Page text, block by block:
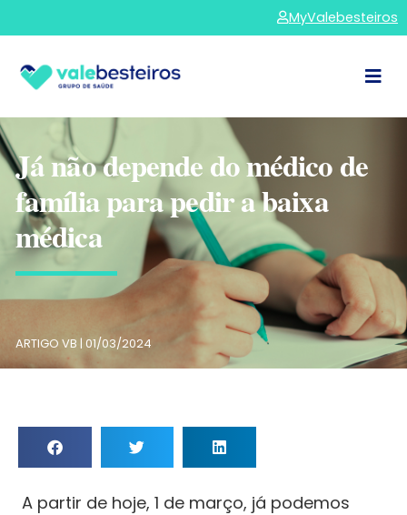
MyValebesteiros
Já não depende do médico de
família para pedir a baixa
médica
ARTIGO VB | 01/03/2024
A partir de hoje, 1 de março, já podemos